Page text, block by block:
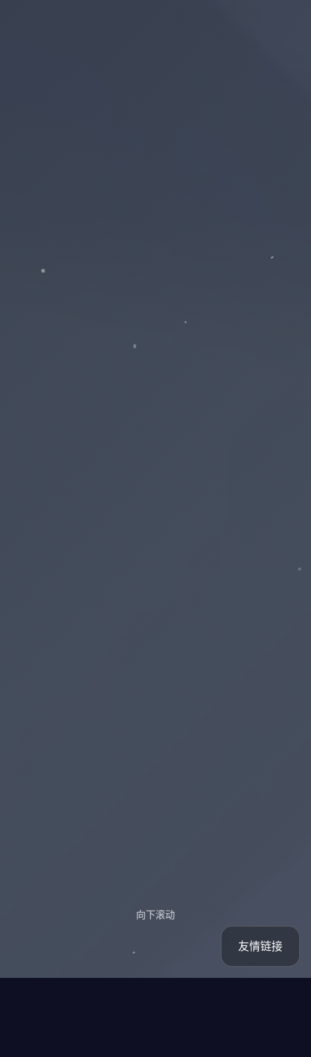
向下滚动
友情链接